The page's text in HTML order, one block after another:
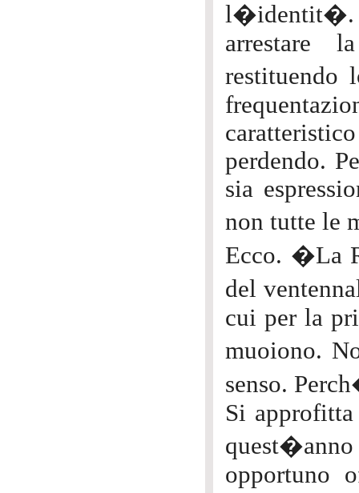
l�identit�.
arrestare
perdendo.
sia
non tutte le
Ecco. �La
del
cui per la
muoiono.
senso.
Si
opportuno